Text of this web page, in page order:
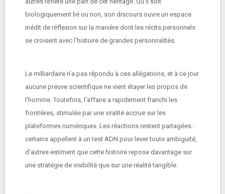
biologiquement lié ou non, son discours ouvre un espace
inédit de réflexion sur la manière dont les récits personnels
se croisent avec l’histoire de grandes personnalités.
Le milliardaire n’a pas répondu à ces allégations, et à ce jour
aucune preuve scientifique ne vient étayer les propos de
l’homme. Toutefois, l’affaire a rapidement franchi les
frontières, stimulée par une viralité accrue sur les
plateformes numériques. Les réactions restent partagées :
certains appellent à un test ADN pour lever toute ambiguïté,
d’autres estiment que cette histoire repose davantage sur
une stratégie de visibilité que sur une réalité tangible.